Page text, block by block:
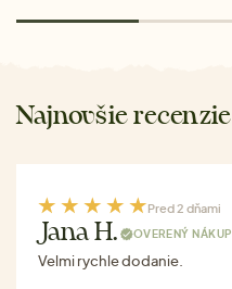
Najnovšie recenzie
Pred 2 dňami
Jana H. OVERENÝ NÁKUP
Velmi rychle dodanie.